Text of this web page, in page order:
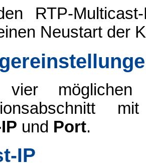
RTP-
Neustart der
und Port.
IP